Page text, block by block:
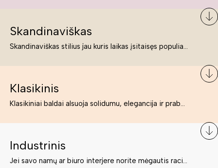
Skandinaviškas
Skandinaviškas stilius jau kuris laikas įsitaisęs populiariausiųjų sąraše. Namai, butai labai dažnai įrengiami remiantis būtent šio stiliaus ypatumais. Dėl švelnių spalvų, praktiškumo ir estetikos jis masina tuos, kurie neabejingi šviesiem ar neutralių spalvų koloritui, paprastumui, funkcionalumui, natūralumui ir stilingai estetikai. Platų skandinaviškų baldų spektrą rasite „Deinavos baldų“ asortimente.
Klasikinis
Klasikiniai baldai alsuoja solidumu, elegancija ir prabanga. Paprastai jie būna masyvūs, kuria didybės įspūdį. Neabejotinai jie bus geriausias pasirinkimas estetiškam ir rafinuotam klasikiniam namų interjerui. Kartais klasikiniai baldai traktuojami kaip senoviniai, bet tai ne tiesa – klasika yra stilius, neišsemiama elegancija ir rafinuotumas.
Industrinis
Jei savo namų ar biuro interjere norite mėgautis racionaliai išnaudotomis erdvėmis, funkcionalumu ir esate neabejingi tamsesniam koloritui bei praktiškiems sprendimams, tuomet industrinis stilius bus būtent tai, ko Jums reikia. O industrinio stiliaus baldus išsirinksite mūsų asortimente.